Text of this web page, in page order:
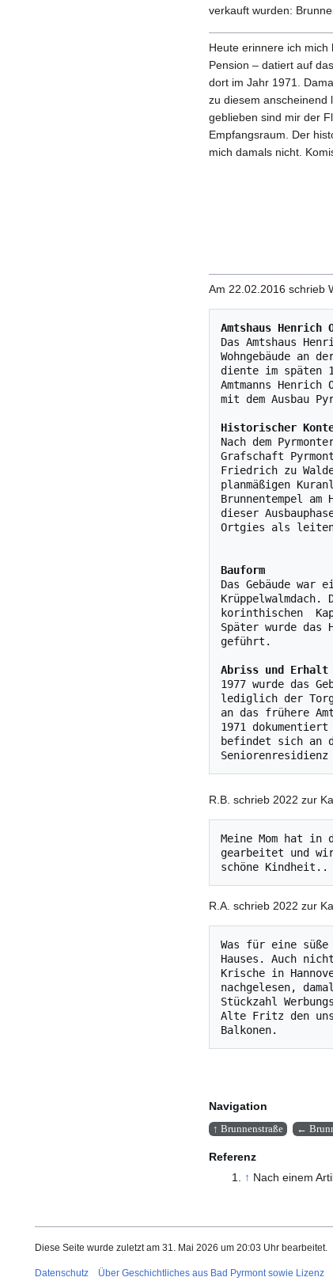
verkauft wurden:
Heute erinnere ich
Pension – datiert auf
dort im Jahr 1971.
zu diesem anscheinend
geblieben sind mir der
Empfangsraum. Der
mich damals nicht.
Am 22.02.2016 schrieb
Amtshaus Henrich
Das Amtshaus
Wohngebäude an
diente im späten
Amtmanns Henrich
mit dem Ausbau
Historischer
Nach dem
Grafschaft
Friedrich zu
planmäßigen
Brunnentempel
dieser
Ortgies als
Bauform
Das Gebäude war
korinthischen
Später wurde das
geführt.
Abriss und Erhalt
1977 wurde das
lediglich der
an das frühere
1971
befindet sich an
R.B. schrieb 2022 zur
Meine Mom hat in
gearbeitet und
R.A. schrieb 2022 zur
Was für eine
Hauses. Auch
Krische in
nachgelesen,
Stückzahl
Alte Fritz den
Navigation
↑ Brunnenstraße ←
Referenz
↑ Nach einem
Diese Seite wurde zuletzt am 31. Mai 2026 um 20:03 Uhr bearbeitet.
Datenschutz Über Geschichtliches aus Bad Pyrmont sowie Lizenz